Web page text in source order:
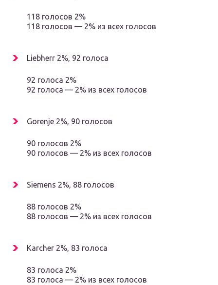
118 голосов 2%
118 голосов — 2% из всех голосов
Liebherr 2%, 92 голоса
92 голоса 2%
92 голоса — 2% из всех голосов
Gorenje 2%, 90 голосов
90 голосов 2%
90 голосов — 2% из всех голосов
Siemens 2%, 88 голосов
88 голосов 2%
88 голосов — 2% из всех голосов
Karcher 2%, 83 голоса
83 голоса 2%
83 голоса — 2% из всех голосов